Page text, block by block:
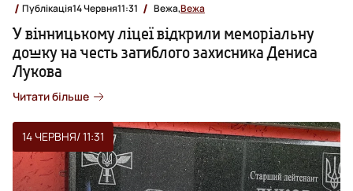
Публікація14 Червня11:31 Вежа,Вежа
У вінницькому ліцеї відкрили меморіальну
дошку на честь загиблого захисника Дениса
Лукова
Читати більше
14 ЧЕРВНЯ/ 11:31